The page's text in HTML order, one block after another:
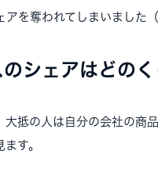
を奪われてしまいました（
シェアはどのく
大抵の人は自分の会社の商
す。